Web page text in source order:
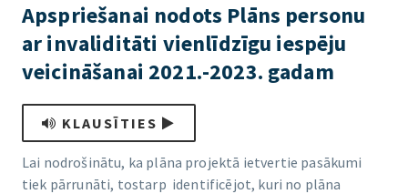
Apspriešanai nodots Plāns personu
ar invaliditāti vienlīdzīgu iespēju
veicināšanai 2021.-2023. gadam
KLAUSĪTIES
Lai nodrošinātu, ka plāna projektā ietvertie pasākumi
tiek pārrunāti, tostarp identificējot, kuri no plāna